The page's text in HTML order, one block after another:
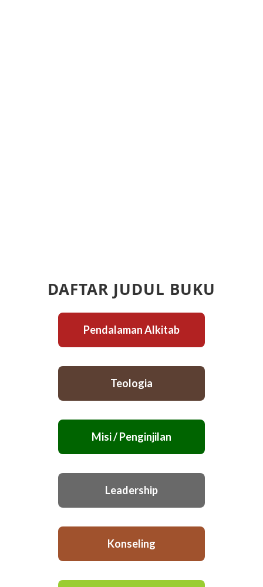
DAFTAR JUDUL BUKU
Pendalaman Alkitab
Teologia
Misi / Penginjilan
Leadership
Konseling